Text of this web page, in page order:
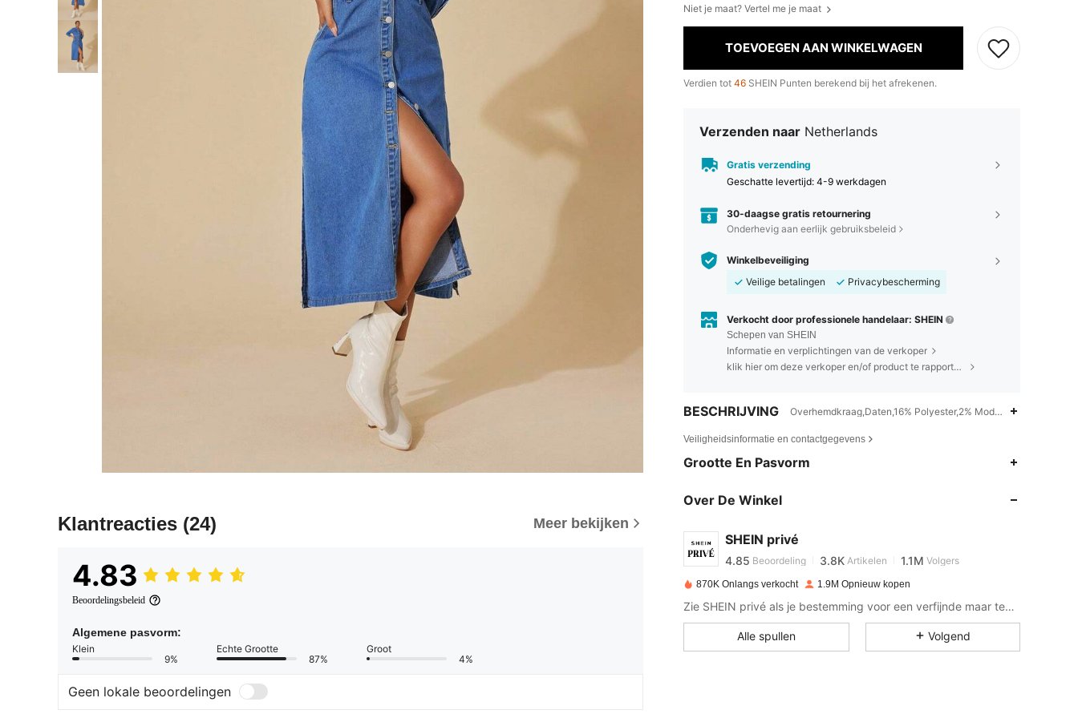
Klantreacties (24) Meer bekijken
4.83
Beoordelingsbeleid
Algemene pasvorm:
Klein
9%
Echte Grootte
87%
Groot
4%
Geen lokale beoordelingen
Niet je maat? Vertel me je maat
TOEVOEGEN AAN WINKELWAGEN
Verdien tot 46 SHEIN Punten berekend bij het afrekenen.
Verzenden naar Netherlands
Gratis verzending
Geschatte levertijd: 4-9 werkdagen
30-daagse gratis retournering
Onderhevig aan eerlijk gebruiksbeleid
Winkelbeveiliging
Veilige betalingen
Privacybescherming
Verkocht door professionele handelaar: SHEIN
Schepen van SHEIN
Informatie en verplichtingen van de verkoper
klik hier om deze verkoper en/of product te rapporteren.
BESCHRIJVING Overhemdkraag,Daten,16% Polyester,2% Modal,14% Viscose
Veiligheidsinformatie en contactgegevens
Grootte En Pasvorm
Over De Winkel
SHEIN privé
4.85
4.85
4.85 Beoordeling 3.8K Artikelen 1.1M Volgers
s***ebetaalde1 dag geleden
4.85 3.8K 1.1M
4.85 3.8K 1.1M
870K Onlangs verkocht 1.9M Opnieuw kopen
Zie SHEIN privé als je bestemming voor een verfijnde maar tegelijkertijd ongedwongen stijl.
Alle spullen Volgend